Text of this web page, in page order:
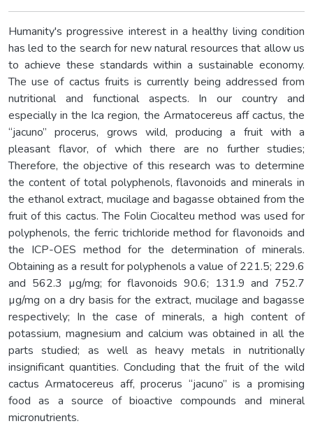
Humanity's progressive interest in a healthy living condition
has led to the search for new natural resources that allow us
to achieve these standards within a sustainable economy.
The use of cactus fruits is currently being addressed from
nutritional and functional aspects. In our country and
especially in the Ica region, the Armatocereus aff cactus, the
“jacuno” procerus, grows wild, producing a fruit with a
pleasant flavor, of which there are no further studies;
Therefore, the objective of this research was to determine
the content of total polyphenols, flavonoids and minerals in
the ethanol extract, mucilage and bagasse obtained from the
fruit of this cactus. The Folin Ciocalteu method was used for
polyphenols, the ferric trichloride method for flavonoids and
the ICP-OES method for the determination of minerals.
Obtaining as a result for polyphenols a value of 221.5; 229.6
and 562.3 µg/mg; for flavonoids 90.6; 131.9 and 752.7
µg/mg on a dry basis for the extract, mucilage and bagasse
respectively; In the case of minerals, a high content of
potassium, magnesium and calcium was obtained in all the
parts studied; as well as heavy metals in nutritionally
insignificant quantities. Concluding that the fruit of the wild
cactus Armatocereus aff, procerus “jacuno” is a promising
food as a source of bioactive compounds and mineral
micronutrients.